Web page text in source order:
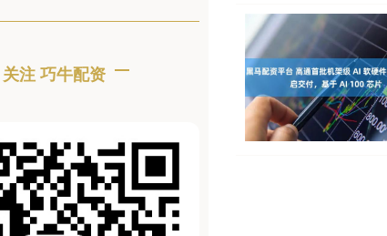
关注 巧牛配资